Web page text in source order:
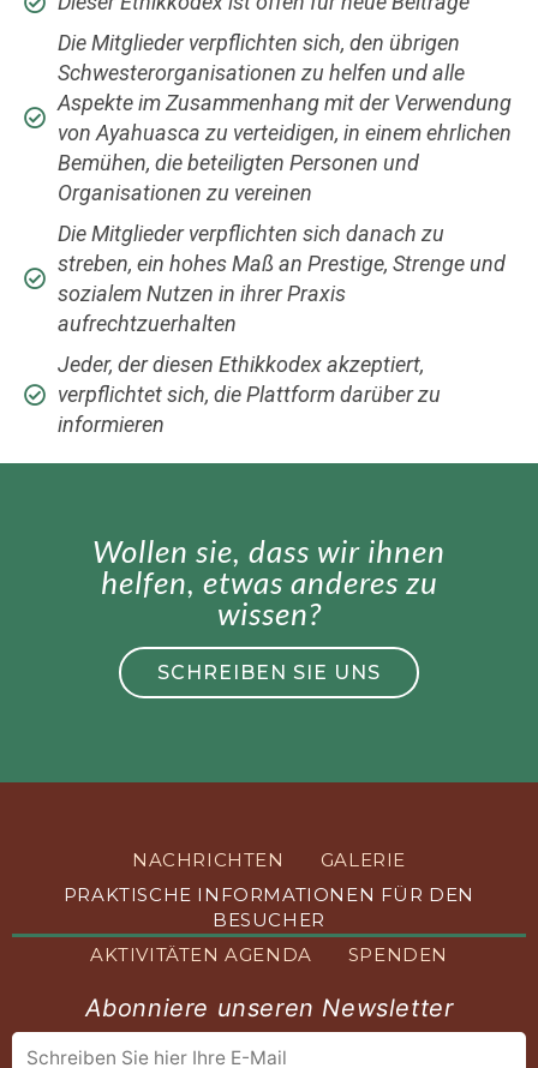
Die Mitglieder verpflichten sich, den übrigen
Schwesterorganisationen zu helfen und alle
Aspekte im Zusammenhang mit der Verwendung
von Ayahuasca zu verteidigen, in einem ehrlichen
Bemühen, die beteiligten Personen und
Organisationen zu vereinen
Die Mitglieder verpflichten sich danach zu
streben, ein hohes Maß an Prestige, Strenge und
sozialem Nutzen in ihrer Praxis
aufrechtzuerhalten
Jeder, der diesen Ethikkodex akzeptiert,
verpflichtet sich, die Plattform darüber zu
informieren
Wollen sie, dass wir ihnen
helfen, etwas anderes zu
wissen?
SCHREIBEN SIE UNS
NACHRICHTEN
GALERIE
PRAKTISCHE INFORMATIONEN FÜR DEN
BESUCHER
AKTIVITÄTEN AGENDA
SPENDEN
Abonniere unseren Newsletter